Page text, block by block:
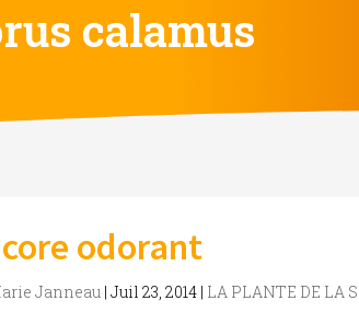
calamus
odorant
Janneau |Juil 23, 2014 | LA PLANTE DE LA